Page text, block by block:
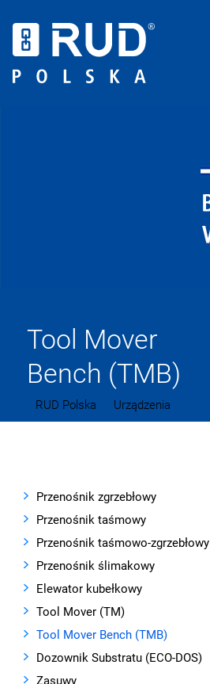
RUD Polska Urządzenia
Tool Mover
Bench (TMB)
Przenośnik zgrzebłowy
Przenośnik taśmowy
Przenośnik taśmowo-zgrzebłowy
Przenośnik ślimakowy
Elewator kubełkowy
Tool Mover (TM)
Tool Mover Bench (TMB)
Dozownik Substratu (ECO-DOS)
Zasuwy